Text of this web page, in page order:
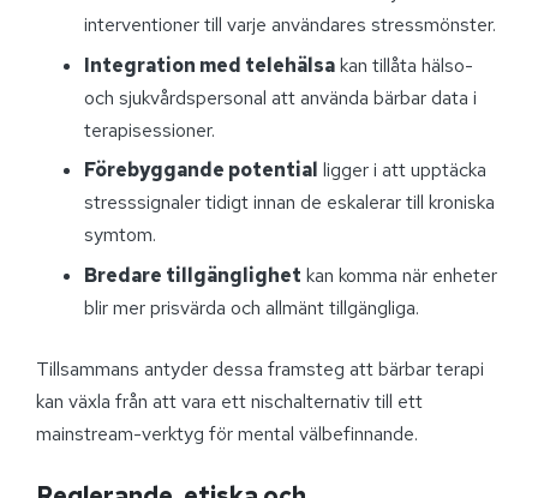
interventioner till varje användares stressmönster.
Integration med telehälsakan tillåta hälso-
och sjukvårdspersonal att använda bärbar data i
terapisessioner.
Förebyggande potential ligger i att upptäcka
stresssignaler tidigt innan de eskalerar till kroniska
symtom.
Bredare tillgänglighet kan komma när enheter
blir mer prisvärda och allmänt tillgängliga.
Tillsammans antyder dessa framsteg att bärbar terapi
kan växla från att vara ett nischalternativ till ett
mainstream-verktyg för mental välbefinnande.